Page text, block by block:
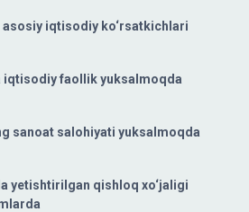
asosiy iqtisodiy ko‘rsatkichlari
iqtisodiy faollik yuksalmoqda
sanoat salohiyati yuksalmoqda
yetishtirilgan qishloq xo‘jaligi